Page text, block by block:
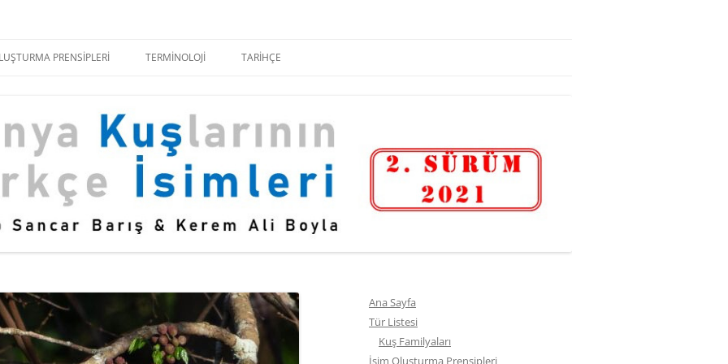
atla
PRENSIPLERI TERMINOLOJI TARIHÇE
Ana Sayfa
Tür Listesi
Kuş Familyaları
İsim Oluşturma Prensipleri